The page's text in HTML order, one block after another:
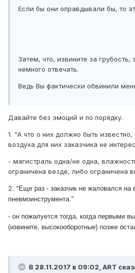
Если бы они оправдывали бы, то
Затем, что, извините за грубость,
немного отвечать.
Ведь Вы фактически обвинили
Давайте без эмоций и по порядку.
1. "А что о них должно быть
воздуха для них заказчика не
- магистраль одна/не одна,
ограничена везде, либо ограничена
2. " Еще раз - заказчик не жаловался на
пневмоинструмента."
- он пожалуется тогда, когда первыми
(извините, высокооборотные) позже
В 28.11.2017 в 09:02, ART